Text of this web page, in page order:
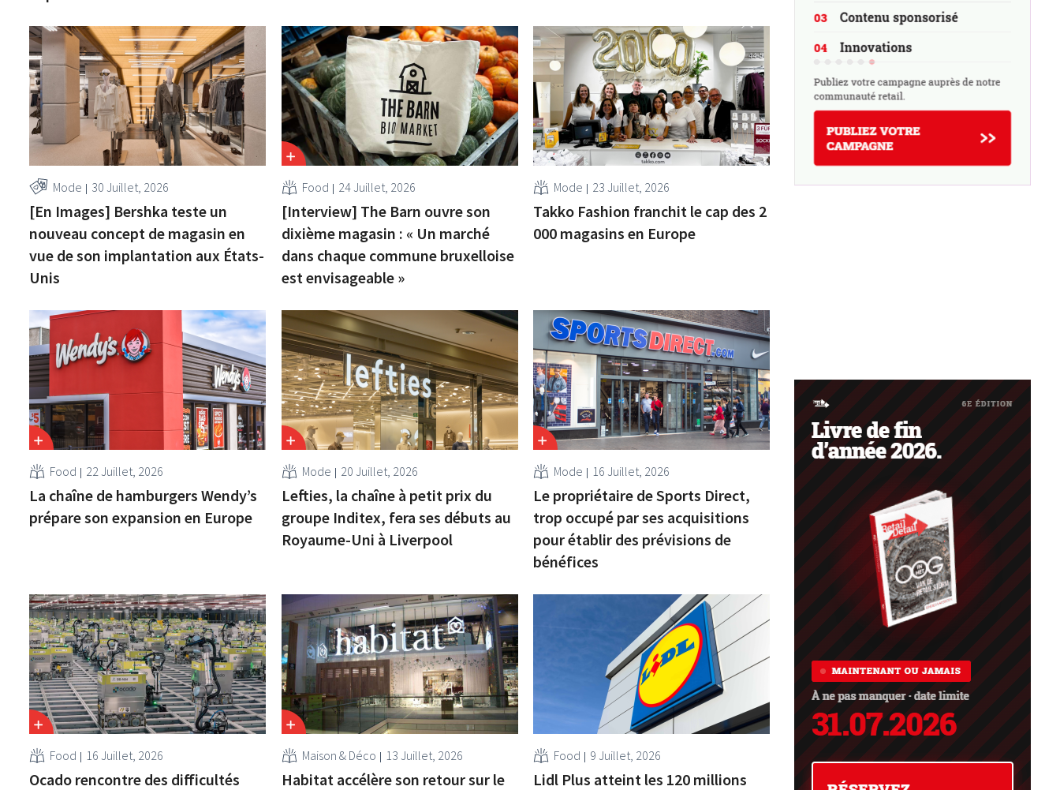
Mode 30 Juillet, 2026
[En Images] Bershka teste un
nouveau concept de magasin en
vue de son implantation aux États-
Unis
Food 24 Juillet, 2026
[Interview] The Barn ouvre son
dixième magasin : « Un marché
dans chaque commune bruxelloise
est envisageable »
Mode 23 Juillet, 2026
Takko Fashion franchit le cap des 2
000 magasins en Europe
Food 22 Juillet, 2026
La chaîne de hamburgers Wendy’s
prépare son expansion en Europe
Mode 20 Juillet, 2026
Lefties, la chaîne à petit prix du
groupe Inditex, fera ses débuts au
Royaume-Uni à Liverpool
Mode 16 Juillet, 2026
Le propriétaire de Sports Direct,
trop occupé par ses acquisitions
pour établir des prévisions de
bénéfices
Food 16 Juillet, 2026
Ocado rencontre des difficultés
Maison & Déco 13 Juillet, 2026
Habitat accélère son retour sur le
Food 9 Juillet, 2026
Lidl Plus atteint les 120 millions